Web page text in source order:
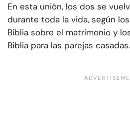
En esta unión, los dos se
durante toda la vida, según
Biblia sobre el matrimonio y
Biblia para las parejas casadas.